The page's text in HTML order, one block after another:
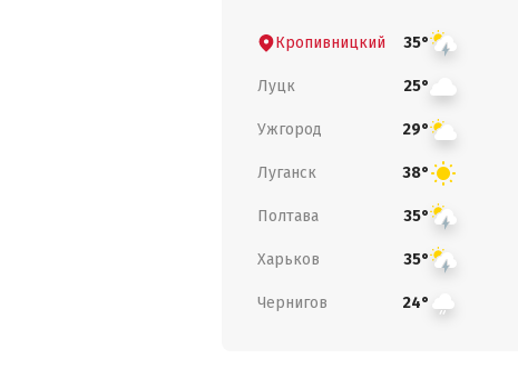
Кропивницкий 35°
Луцк 25°
Ужгород 29°
Луганск 38°
Полтава 35°
Харьков 35°
Чернигов 24°